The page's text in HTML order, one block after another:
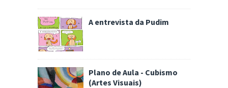
A entrevista da Pudim
Plano de Aula - Cubismo
(Artes Visuais)